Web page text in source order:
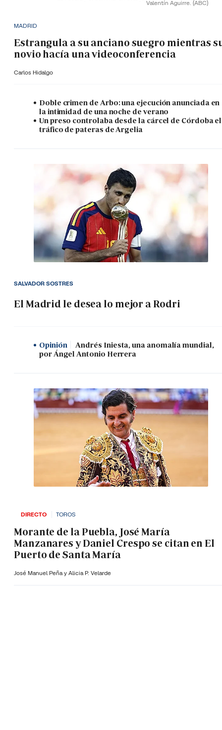
Valentín Aguirre. (ABC)
MADRID
Estrangula a su anciano suegro mientras
novio hacía una videoconferencia
Carlos Hidalgo
Doble crimen de Arbo: una ejecución anunciada en
la intimidad de una noche de verano
Un preso controlaba desde la cárcel de Córdoba el
tráfico de pateras de Argelia
El Madrid le desea lo mejor a Rodri
SALVADOR SOSTRES
Opinión
Andrés Iniesta, una anomalía mundial,
por Ángel Antonio Herrera
DIRECTO TOROS
Morante de la Puebla, José María
Manzanares y Daniel Crespo se citan en El
Puerto de Santa María
José Manuel Peña y Alicia P. Velarde